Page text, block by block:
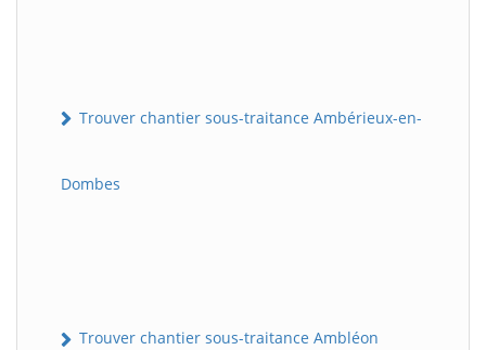
Trouver chantier sous-traitance Ambérieux-en-
Dombes
Trouver chantier sous-traitance Ambléon